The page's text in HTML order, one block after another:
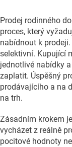
Prodej rodinného
proces, který
nabídnout k
selektivní. Kupující
jednotlivé nabídky
zaplatit. Úspěšný
prodávajícího a na
na trh.
Zásadním krokem
vycházet z reálně
pocitové hodnoty